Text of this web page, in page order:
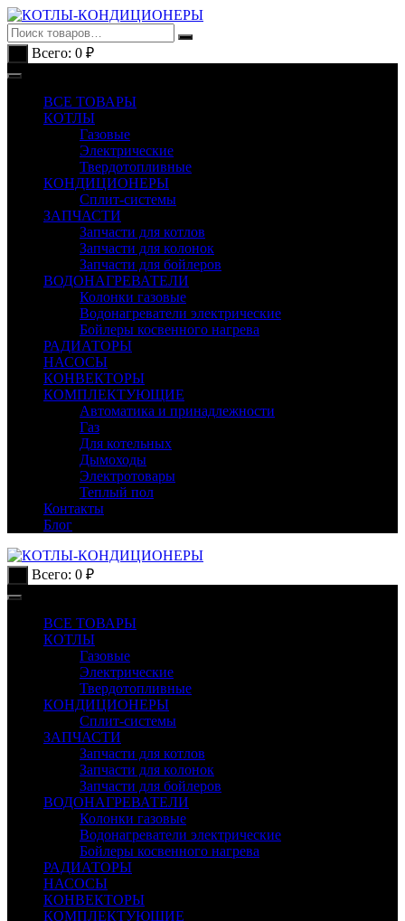
Перейти
к
содержимому
Всего: 0 ₽
ВСЕ ТОВАРЫ
КОТЛЫ
Газовые
Электрические
Твердотопливные
КОНДИЦИОНЕРЫ
Сплит-системы
ЗАПЧАСТИ
Запчасти для котлов
Запчасти для колонок
Запчасти для бойлеров
ВОДОНАГРЕВАТЕЛИ
Колонки газовые
Водонагреватели электрические
Бойлеры косвенного нагрева
РАДИАТОРЫ
НАСОСЫ
КОНВЕКТОРЫ
КОМПЛЕКТУЮЩИЕ
Автоматика и принадлежности
Газ
Для котельных
Дымоходы
Электротовары
Теплый пол
Контакты
Блог
Всего: 0 ₽
ВСЕ ТОВАРЫ
КОТЛЫ
Газовые
Электрические
Твердотопливные
КОНДИЦИОНЕРЫ
Сплит-системы
ЗАПЧАСТИ
Запчасти для котлов
Запчасти для колонок
Запчасти для бойлеров
ВОДОНАГРЕВАТЕЛИ
Колонки газовые
Водонагреватели электрические
Бойлеры косвенного нагрева
РАДИАТОРЫ
НАСОСЫ
КОНВЕКТОРЫ
КОМПЛЕКТУЮЩИЕ